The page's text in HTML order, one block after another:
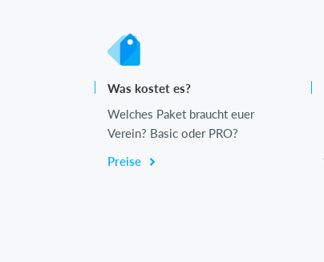
Was kostet es?
Welches Paket braucht euer
Verein? Basic oder PRO?
Preise